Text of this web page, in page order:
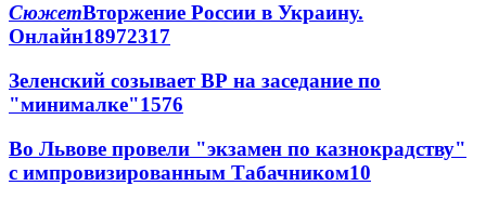
СюжетВторжение России в Украину.
Онлайн18972317
Зеленский созывает ВР на заседание по
"минималке"1576
Во Львове провели "экзамен по казнокрадству"
с импровизированным Табачником10